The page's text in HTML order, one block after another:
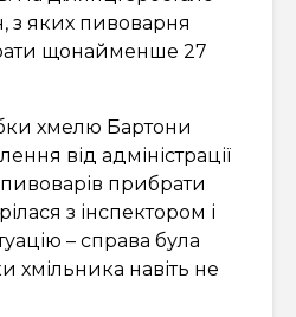
з яких пивоварня
щонайменше 27
хмелю Бартони
від адміністрації
прибрати
з інспектором і
– справа була
хмільника навіть не